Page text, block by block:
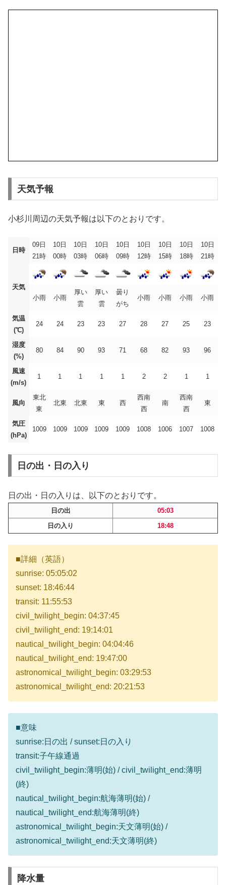
天気予報
小杉川周辺の天気予報は以下のとおりです。
日時
09日
21時
10日
00時
10日
03時
10日
06時
10日
09時
10日
12時
10日
15時
10日
18時
10日
21時
天気
小雨
小雨
厚い
雲
厚い
雲
曇り
がち
小雨 小雨 小雨 小雨
気温
(℃)
24 24 23 23 27 28 27 25 23
湿度
(%)
80 84 90 93 71 68 82 93 96
風速
(m/s)
1 1 1 1 1 2 2 1 1
風向
東北
東
北東 北東 東 西
西南
西
南
西南
西
東
気圧
(hPa)
1009 1009 1009 1009 1009 1008 1006 1007 1008
日の出・日の入り
日の出・日の入りは、以下のとおりです。
日の出
05:03
日の入り
18:48
■詳細（英語）
sunrise: 05:05:02
sunset: 18:46:44
transit: 11:55:53
civil_twilight_begin: 04:37:45
civil_twilight_end: 19:14:01
nautical_twilight_begin: 04:04:46
nautical_twilight_end: 19:47:00
astronomical_twilight_begin: 03:29:53
astronomical_twilight_end: 20:21:53
■意味
sunrise:日の出 / sunset:日の入り
transit:子午線通過
civil_twilight_begin:薄明(始) / civil_twilight_end:薄明
(終)
nautical_twilight_begin:航海薄明(始) /
nautical_twilight_end:航海薄明(終)
astronomical_twilight_begin:天文薄明(始) /
astronomical_twilight_end:天文薄明(終)
降水量